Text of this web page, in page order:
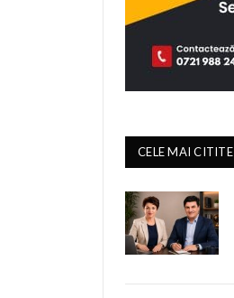
CELE MAI CITITE